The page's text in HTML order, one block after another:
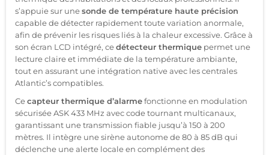
s’appuie sur unesonde de température haute précision
capable de détecter rapidement toute variation anormale,
afin de prévenir les risques liés à la chaleur excessive. Grâce à
son écran LCD intégré, cedétecteur thermique permet une
lecture claire et immédiate de la température ambiante,
tout en assurant une intégration native avec les centrales
Atlantic’s compatibles.
Cecapteur thermique d’alarmefonctionne en modulation
sécurisée ASK 433 MHz avec code tournant multicanaux,
garantissant une transmission fiable jusqu’à 150 à 200
mètres. Il intègre une sirène autonome de 80 à 85 dB qui
déclenche une alerte locale en complément des